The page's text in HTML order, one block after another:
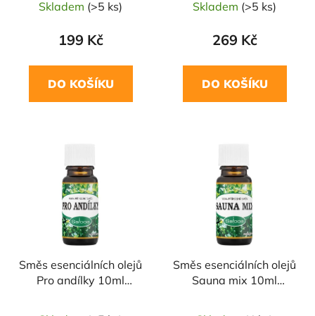
Skladem (>5 ks)
199 Kč
DO KOŠÍKU
Skladem (>5 ks)
269 Kč
DO KOŠÍKU
Směs esenciálních olejů
Pro andílky 10ml
Směs esenciálních olejů
Sauna mix 10ml